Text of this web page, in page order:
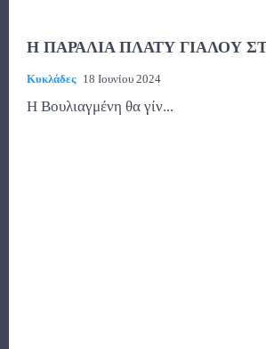
Η ΠΑΡΑΛΙΑ ΠΛΑΤΥ ΓΙΑΛΟΥ
Κυκλάδες 18 Ιουνίου 2024
Η Βουλιαγμένη θα γίν...